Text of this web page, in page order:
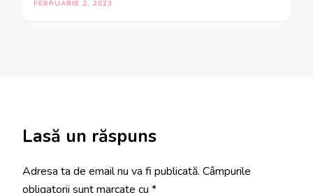
FEBRUARIE 2, 2023
Lasă un răspuns
Adresa ta de email nu va fi publicată. Câmpurile
obligatorii sunt marcate cu *